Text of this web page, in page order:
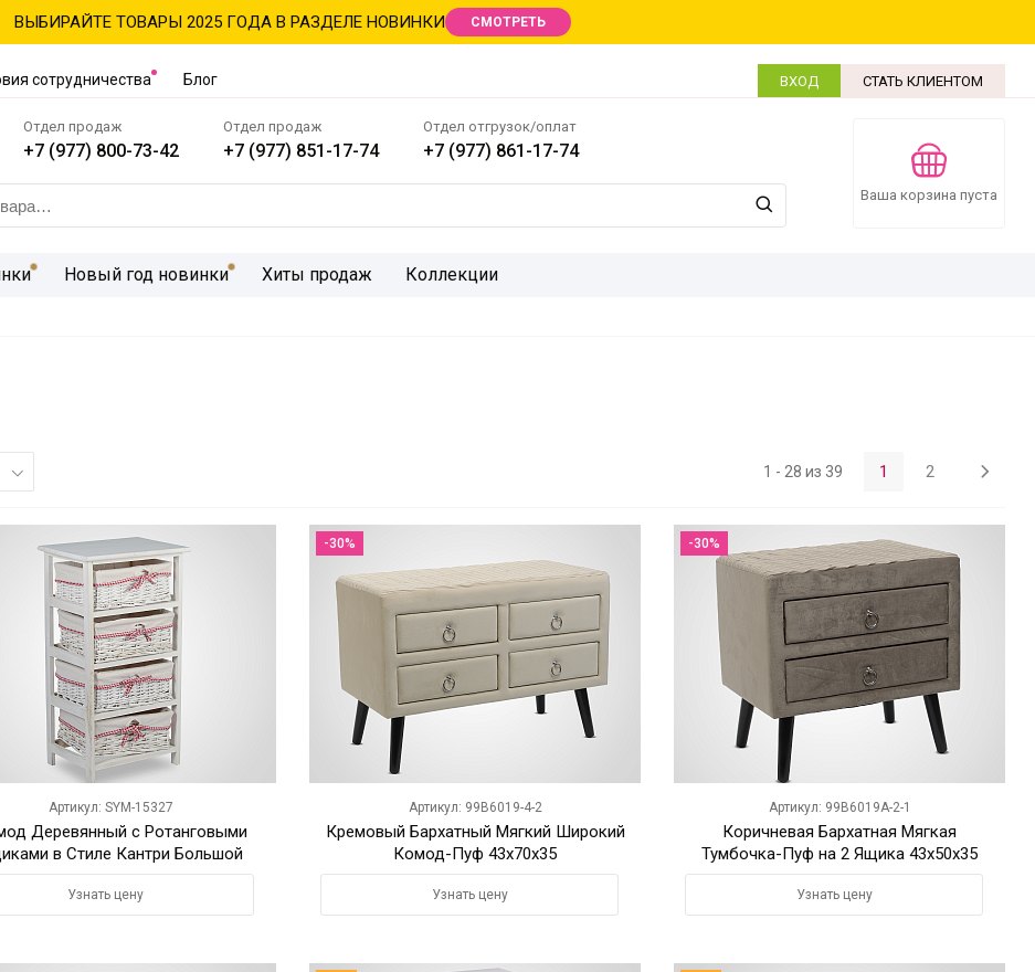
ВЫБИРАЙТЕ ТОВАРЫ 2025 ГОДА В РАЗДЕЛЕ НОВИНКИ СМОТРЕТЬ
сотрудничества Блог ВХОД СТАТЬ КЛИЕНТОМ
Отдел продаж
+7 (977) 800-73-42
Отдел продаж
+7 (977) 851-17-74
Отдел отгрузок/оплат
+7 (977) 861-17-74
Ваша корзина пуста
Новый год новинки Хиты продаж Коллекции
1 - 28 из 39 1 2
Артикул: SYM-15327
Деревянный с Ротанговыми
в Стиле Кантри Большой
Узнать цену
-30%
Артикул: 99B6019-4-2
Кремовый Бархатный Мягкий Широкий
Комод-Пуф 43х70х35
Узнать цену
-30%
Артикул: 99B6019A-2-1
Коричневая Бархатная Мягкая
Тумбочка-Пуф на 2 Ящика 43х50х35
Узнать цену